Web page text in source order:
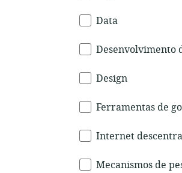
Data
Desenvolvimento
Design
Ferramentas de
Internet
Mecanismos de